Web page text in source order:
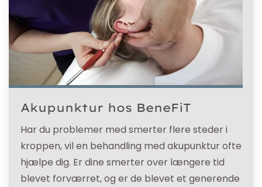
Akupunktur hos BeneFiT
Har du problemer med smerter flere steder i
kroppen, vil en behandling med akupunktur ofte
hjælpe dig. Er dine smerter over længere tid
blevet forværret, og er de blevet et generende